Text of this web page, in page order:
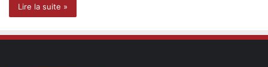
Lire la suite »